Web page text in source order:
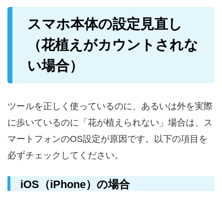
スマホ本体の設定見直し
（花植えがカウントされな
い場合）
ツールを正しく使っているのに、あるいは外を実際
に歩いているのに「花が植えられない」場合は、ス
マートフォンのOS設定が原因です。以下の項目を
必ずチェックしてください。
iOS（iPhone）の場合